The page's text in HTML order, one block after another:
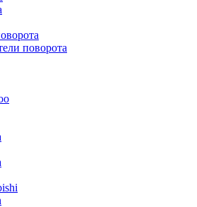
поворота